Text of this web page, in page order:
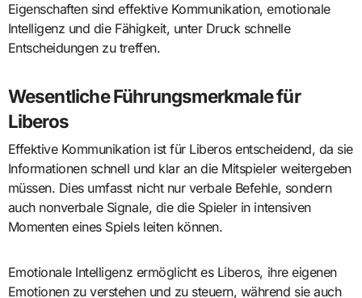
Eigenschaften sind effektive Kommunikation, emotionale
Intelligenz und die Fähigkeit, unter Druck schnelle
Entscheidungen zu treffen.
Wesentliche Führungsmerkmale für
Liberos
Effektive Kommunikation ist für Liberos entscheidend, da sie
Informationen schnell und klar an die Mitspieler weitergeben
müssen. Dies umfasst nicht nur verbale Befehle, sondern
auch nonverbale Signale, die die Spieler in intensiven
Momenten eines Spiels leiten können.
Emotionale Intelligenz ermöglicht es Liberos, ihre eigenen
Emotionen zu verstehen und zu steuern, während sie auch